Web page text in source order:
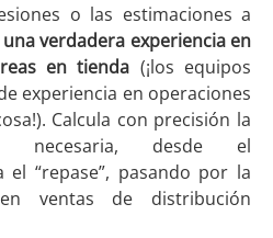
o las estimaciones a
verdadera experiencia en
en tienda (¡los equipos
experiencia en operaciones
Calcula con precisión la
necesaria, desde el
el “repase”, pasando por la
ventas de distribución